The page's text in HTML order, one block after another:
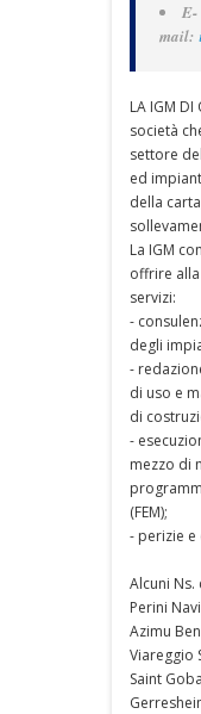
E-
mail:
LA IGM DI
società
settore
ed
della
La IGM
offrire
servizi:
-
degli
-
di uso e
di
-
mezzo di
(FEM);
- perizie e
Alcuni Ns.
Perini
Azimu
Viareggio
Saint